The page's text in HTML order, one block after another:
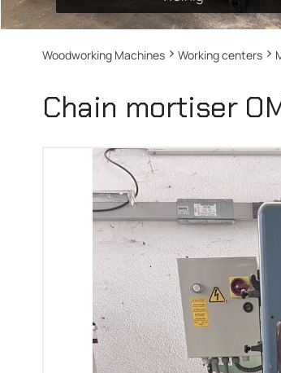
MASTERWOOD TEKNOMAT 2800
Masterwood Teknomat 2800 -
SCM DMC60 RR 110 CALIBRATING
SCM Group
Woodworking Machines Working centers
Chain mortiser